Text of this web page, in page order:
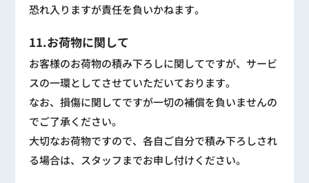
恐れ入りますが責任を負いかねます。
11.お荷物に関して
お客様のお荷物の積み下ろしに関してですが、サービ
スの一環としてさせていただいております。
なお、損傷に関してですが一切の補償を負いませんの
でご了承ください。
大切なお荷物ですので、各自ご自分で積み下ろしされ
る場合は、スタッフまでお申し付けください。